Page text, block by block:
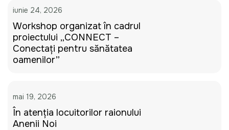
iunie 24, 2026
Workshop organizat în cadrul
proiectului „CONNECT –
Conectați pentru sănătatea
oamenilor”
mai 19, 2026
În atenția locuitorilor raionului
Anenii Noi